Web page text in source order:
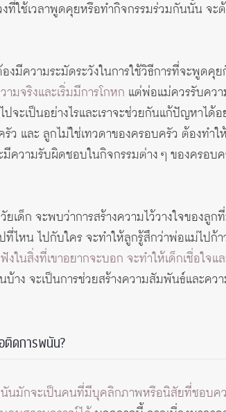
ใช้เวลาพูดคุยหรือทำกิจกรรมร่วมกันนั้น จะ
มีความระมัดระวังในการใช้วิธีการที่จะพูดคุ
มจริงและเริ่มมีการโกหก แต่พ่อแม่ควรรับคว
จะเป็นอย่างไรและเราจะช่วยกันแก้ปัญหาได้
และ ลูกไม่ใช่เทวดาของครอบครัว ต้องทำใ
วามรับผิดชอบในกิจกรรมต่าง ๆ ของครอบ
ด็ก จะพบว่าการสร้างความไว้วางใจของลูก
ไหน ไปกับใคร จะทำให้ลูกรู้สึกว่าพ่อแม่ไปก้า
งในสิ่งที่เขาอยากจะบอก จะทำให้เด็กเชื่อใจแ
าง จะเป็นการช่วยสร้างความสัมพันธ์และค
ติดการพนัน?
นมักจะเป็นคนที่มีบุคลิกภาพหรือนิสัยที่ชอบค